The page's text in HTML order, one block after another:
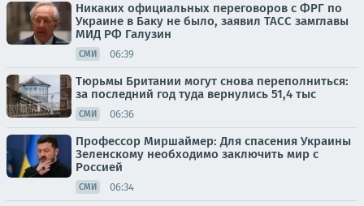
Никаких официальных переговоров с ФРГ по
Украине в Баку не было, заявил ТАСС замглавы
МИД РФ Галузин
СМИ 06:39
Тюрьмы Британии могут снова переполниться:
за последний год туда вернулись 51,4 тыс
СМИ 06:36
Профессор Миршаймер: Для спасения Украины
Зеленскому необходимо заключить мир с
Россией
СМИ 06:34